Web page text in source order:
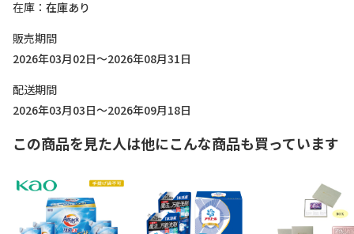
在庫
在庫あり
販売期間
2026年03月02日～2026年08月31日
配送期間
2026年03月03日～2026年09月18日
この商品を見た人は他にこんな商品も買っています